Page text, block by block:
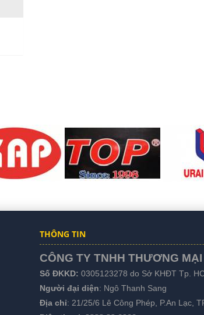
THÔNG TIN
CÔNG TY TNHH THƯƠNG
Số ĐKKD: 0305123278 do Sở KHĐT Tp.
Người đại diện: Ngô Thanh Sang
Địa chỉ: 21/25/6 Lê Công Phép, P.An Lạc,